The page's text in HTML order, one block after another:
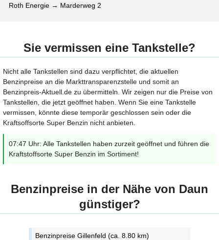
Roth Energie → Marderweg 2
Sie vermissen eine Tankstelle?
Nicht alle Tankstellen sind dazu verpflichtet, die aktuellen
Benzinpreise an die Markttransparenzstelle und somit an
Benzinpreis-Aktuell.de zu übermitteln. Wir zeigen nur die Preise von
Tankstellen, die jetzt geöffnet haben. Wenn Sie eine Tankstelle
vermissen, könnte diese temporär geschlossen sein oder die
Kraftsoffsorte Super Benzin nicht anbieten.
07:47 Uhr: Alle Tankstellen haben zurzeit geöffnet und führen die
Kraftstoffsorte Super Benzin im Sortiment!
Benzinpreise in der Nähe von Daun
günstiger?
Benzinpreise Gillenfeld (ca. 8.80 km)